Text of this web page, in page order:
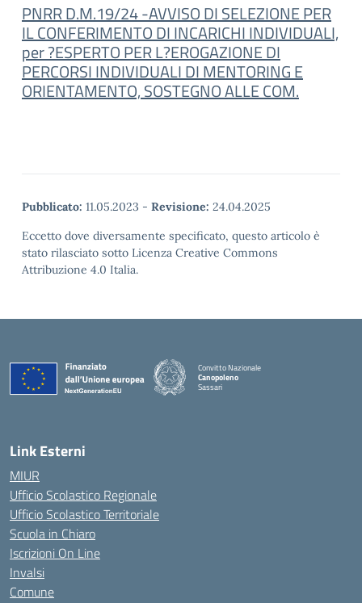
PNRR D.M.19/24 -AVVISO DI SELEZIONE PER
IL CONFERIMENTO DI INCARICHI INDIVIDUALI,
per ?ESPERTO PER L?EROGAZIONE DI
PERCORSI INDIVIDUALI DI MENTORING E
ORIENTAMENTO, SOSTEGNO ALLE COM.
Pubblicato: 11.05.2023 - Revisione: 24.04.2025
Eccetto dove diversamente specificato, questo articolo è
stato rilasciato sotto Licenza Creative Commons
Attribuzione 4.0 Italia.
Convitto Nazionale
Canopoleno
Sassari
Link Esterni
MIUR
Ufficio Scolastico Regionale
Ufficio Scolastico Territoriale
Scuola in Chiaro
Iscrizioni On Line
Invalsi
Comune